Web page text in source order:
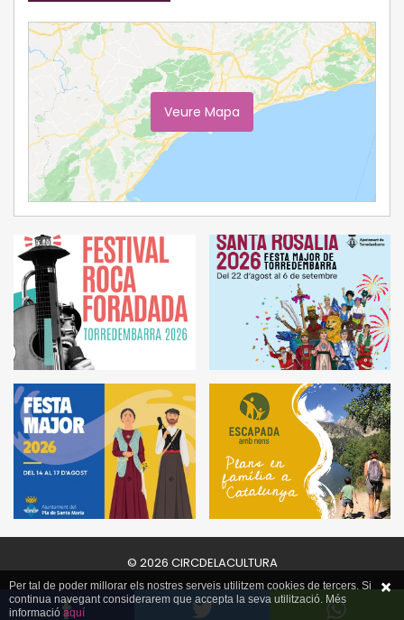
Veure Mapa
© 2026 CIRCDELACULTURA
Per tal de poder millorar els nostres serveis utilitzem cookies de tercers. Si
continua navegant considerarem que accepta la seva utilització. Més
informacióaquí